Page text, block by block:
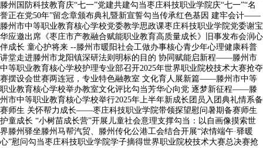
滕州国防科技教育庆“七一”党建共建勾当枣庄科技职业学院庆“七一”“名
誉正在党50年”留念章颁布典礼暨新宣誓勾当传承红色基因 建牢会计——
滕州市中等职业教育核心学校党委教学思政课枣庄科技职业学院党委谢宝
华应邀出席《枣庄市产教融合赋能职业教育高质量成长》旧事发布会润心
伴成长 童心护将来 --滕州市暖阳社会工做办事核心青少年心理健康科普
讲堂走进滕州市龙阳镇深研法则明标的目的 协同赋能启新程——滕州市
中等职业教育核心学校护理专业部召开2025年世界职业院校技术大赛抢夺
赛摆设会世赛两连冠，专业特色融教室 文化育人展新篇——滕州市中等
职业教育核心学校举办教室文化评比勾当芳华心向党 逐梦新征程——滕
州市中等职业教育核心学校举行2025年上半年新成长团员入团典礼情系备
赛师生 关怀帮力成长——枣庄科技职业学院带领探望慰问暑期备赛师生
护童成长 “小树苗成长营”开展儿童社会意理支撑勾当：以自画像摸索世
界滕州驿坐滕州马帮汽贸、滕州传化公港工会结合开展“浓情端午·驿暖
心”慰问勾当枣庄科技职业学院学子摘得世界职业院校技术大赛总决赛抢